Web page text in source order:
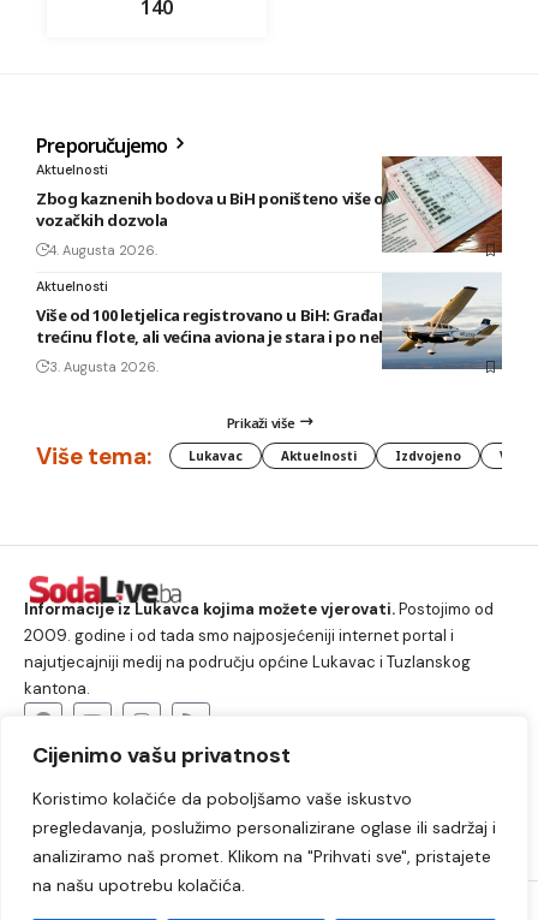
Cijenimo vašu privatnost
Koristimo kolačiće da poboljšamo vaše iskustvo
pregledavanja, poslužimo personalizirane oglase ili sadržaj i
analiziramo naš promet. Klikom na "Prihvati sve", pristajete
na našu upotrebu kolačića.
140
Preporučujemo
Aktuelnosti
Zbog kaznenih bodova u BiH poništeno više od 5.300
vozačkih dozvola
4. Augusta 2026.
Aktuelnosti
Više od 100 letjelica registrovano u BiH: Građani posjeduju
trećinu flote, ali većina aviona je stara i po nekoliko decenija
3. Augusta 2026.
Prikaži više
Više tema: Lukavac Aktuelnosti Izdvojeno
Informacije iz Lukavca kojima možete vjerovati.Postojimo od
2009. godine i od tada smo najposjećeniji internet portal i
najutjecajniji medij na području općine Lukavac i Tuzlanskog
kantona.
Lukavac Društvo Crna hronika
Sport
Kultura
Kolumne Slobodno vrijeme